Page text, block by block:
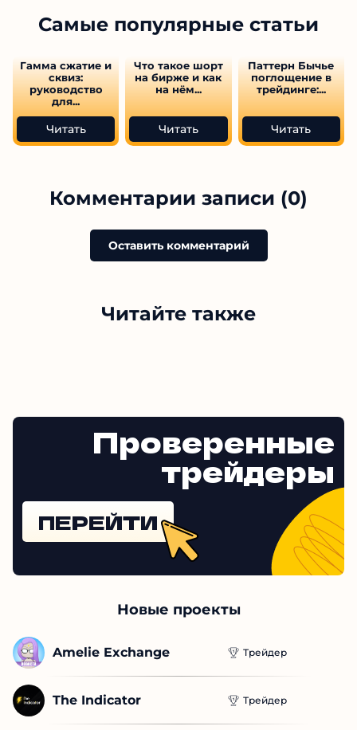
Самые популярные статьи
Гамма сжатие и
сквиз:
руководство
для...
Читать
Что такое шорт
на бирже и как
на нём...
Читать
Паттерн Бычье
поглощение в
трейдинге:...
Читать
Комментарии записи (0)
Оставить комментарий
Читайте также
Проверенные
трейдеры
ПЕРЕЙТИ
Новые проекты
Amelie Exchange Трейдер
The Indicator Трейдер